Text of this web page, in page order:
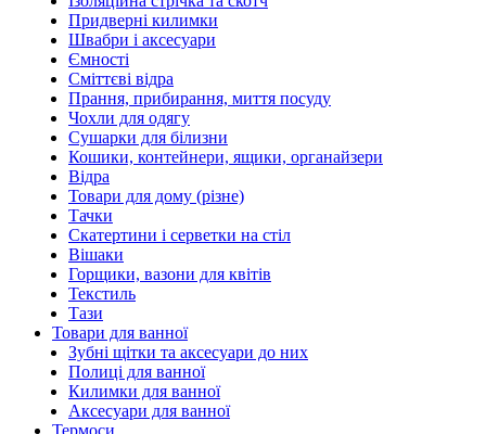
Придверні килимки
Швабри і аксесуари
Ємності
Сміттєві відра
Прання, прибирання, миття посуду
Чохли для одягу
Сушарки для білизни
Кошики, контейнери, ящики, органайзери
Відра
Товари для дому (різне)
Тачки
Скатертини і серветки на стіл
Вішаки
Горщики, вазони для квітів
Текстиль
Тази
Товари для ванної
Зубні щітки та аксесуари до них
Полиці для ванної
Килимки для ванної
Аксесуари для ванної
Термоси